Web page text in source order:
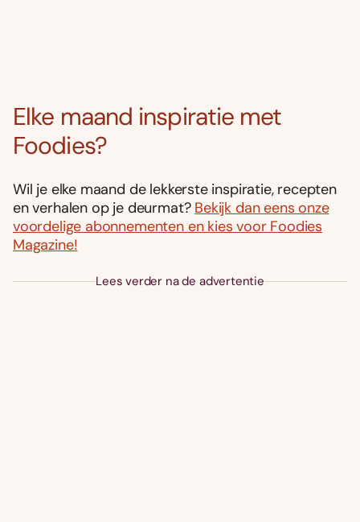
Elke maand inspiratie met
Foodies?
Wil je elke maand de lekkerste inspiratie, recepten
en verhalen op je deurmat? Bekijk dan eens onze
voordelige abonnementen en kies voor Foodies
Magazine!
Lees verder na de advertentie